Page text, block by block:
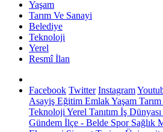
Yaşam
Tarım Ve Sanayi
Belediye
Teknoloji
Yerel
Resmî İlan
Facebook Twitter Instagram
Asayiş Eğitim EmlakYaşam
Teknoloji Yerel Tanıtım İş Dünyası
Gündem İlçe - Belde SporSağlık